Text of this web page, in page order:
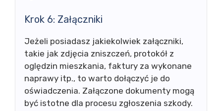
Krok 6: Załączniki
Jeżeli posiadasz jakiekolwiek załączniki,
takie jak zdjęcia zniszczeń, protokół z
oględzin mieszkania, faktury za wykonane
naprawy itp., to warto dołączyć je do
oświadczenia. Załączone dokumenty mogą
być istotne dla procesu zgłoszenia szkody.